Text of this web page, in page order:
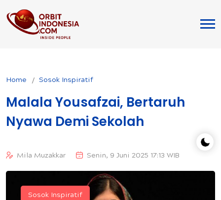
Home Sosok Inspiratif
Malala Yousafzai, Bertaruh
Nyawa Demi Sekolah
Mila Muzakkar Senin, 9 Juni 2025 17:13 WIB
Sosok Inspiratif